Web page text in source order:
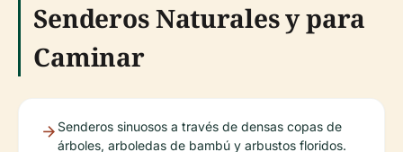
Senderos Naturales y para
Caminar
Senderos sinuosos a través de densas copas de
árboles, arboledas de bambú y arbustos floridos.